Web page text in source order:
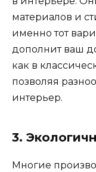
материалов и
именно тот
дополнит ваш
как в
позволяя
интерьер.
3.
Многие